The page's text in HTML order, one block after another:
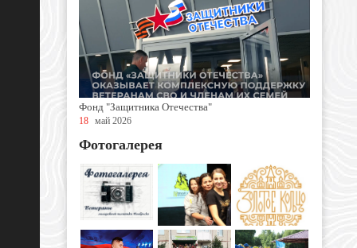
Фонд "Защитника Отечества"
18 май 2026
Фотогалерея